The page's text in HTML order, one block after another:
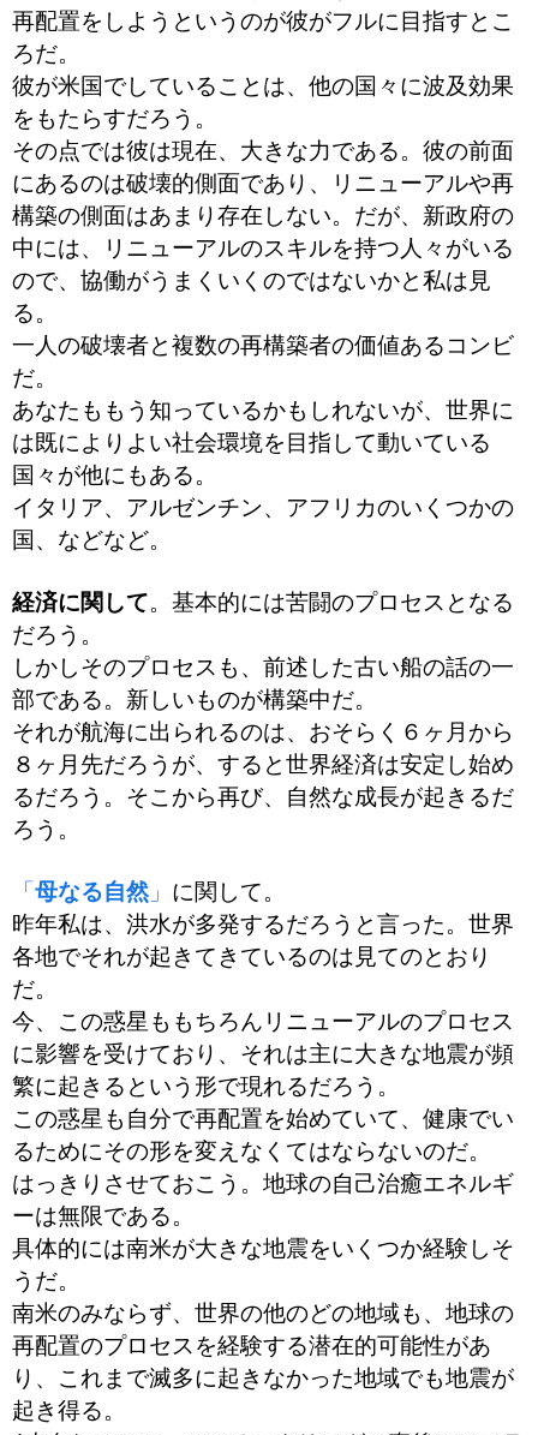
再配置をしようというのが彼がフルに目指すとこ
ろだ。
彼が米国でしていることは、他の国々に波及効果
をもたらすだろう。
その点では彼は現在、大きな力である。彼の前面
にあるのは破壊的側面であり、リニューアルや再
構築の側面はあまり存在しない。だが、新政府の
中には、リニューアルのスキルを持つ人々がいる
ので、協働がうまくいくのではないかと私は見
る。
一人の破壊者と複数の再構築者の価値あるコンビ
だ。
あなたももう知っているかもしれないが、世界に
は既によりよい社会環境を目指して動いている
国々が他にもある。
イタリア、アルゼンチン、アフリカのいくつかの
国、などなど。
経済に関して。基本的には苦闘のプロセスとなる
だろう。
しかしそのプロセスも、前述した古い船の話の一
部である。新しいものが構築中だ。
それが航海に出られるのは、おそらく６ヶ月から
８ヶ月先だろうが、すると世界経済は安定し始め
るだろう。そこから再び、自然な成長が起きるだ
ろう。
「 母なる自然 」 に関して。
昨年私は、洪水が多発するだろうと言った。世界
各地でそれが起きてきているのは見てのとおり
だ。
今、この惑星ももちろんリニューアルのプロセス
に影響を受けており、それは主に大きな地震が頻
繁に起きるという形で現れるだろう。
この惑星も自分で再配置を始めていて、健康でい
るためにその形を変えなくてはならないのだ。
はっきりさせておこう。地球の自己治癒エネルギ
ーは無限である。
具体的には南米が大きな地震をいくつか経験しそ
うだ。
南米のみならず、世界の他のどの地域も、地球の
再配置のプロセスを経験する潜在的可能性があ
り、これまで滅多に起きなかった地域でも地震が
起き得る。